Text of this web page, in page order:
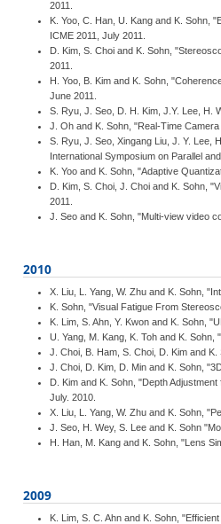
2011.
K. Yoo, C. Han, U. Kang and K. Sohn,
ICME 2011, July 2011.
D. Kim, S. Choi and K. Sohn,
2011.
H. Yoo, B. Kim and K. Sohn,
June 2011.
S. Ryu, J. Seo, D. H. Kim, J.Y. Lee, H.
J. Oh and K. Sohn, "Real-Time
S. Ryu, J. Seo, Xingang Liu, J. Y. Lee,
International Symposium on Parallel
K. Yoo and K. Sohn, "Adaptive
D. Kim, S. Choi, J. Choi and K. Sohn,
2011.
J. Seo and K. Sohn, "Multi-view video
2010
X. Liu, L. Yang, W. Zhu and K. Sohn,
K. Sohn, "Visual Fatigue From
K. Lim, S. Ahn, Y. Kwon and K. Sohn,
U. Yang, M. Kang, K. Toh and K.
J. Choi, B. Ham, S. Choi, D. Kim and
J. Choi, D. Kim, D. Min and K. Sohn,
D. Kim and K. Sohn, "Depth
July. 2010.
X. Liu, L. Yang, W. Zhu and K. Sohn,
J. Seo, H. Wey, S. Lee and K. Sohn
H. Han, M. Kang and K. Sohn, "Lens
2009
K. Lim, S. C. Ahn and K. Sohn,